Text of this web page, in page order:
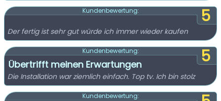
5
Kundenbewertung:
Der fertig ist sehr gut würde ich immer wieder kaufen
5
Kundenbewertung:
Übertrifft meinen Erwartungen
Die Installation war ziemlich einfach. Top tv. Ich bin stolz
Kundenbewertung: